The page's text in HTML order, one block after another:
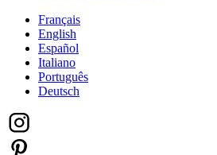
Français
English
Español
Italiano
Português
Deutsch